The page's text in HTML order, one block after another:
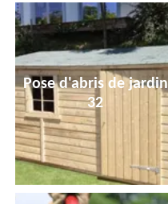
Pose d'abris de jardin
32